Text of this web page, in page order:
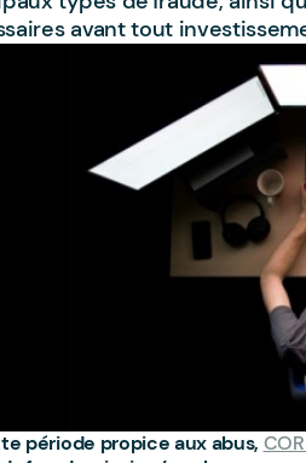
avant tout
période propice aux abus,